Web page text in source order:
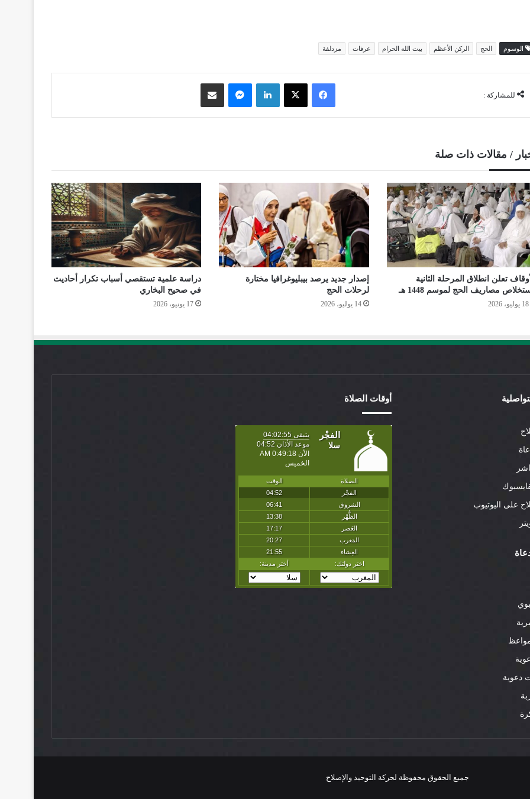
الوسوم الحج الركن الأعظم بيت الله الحرام عرفات مزدلفة
للمشاركة :
فيسبوك ‫X لينكدإن ماسنجر مشاركة عبر البريد
/ مقالات ذات صلة
تعلن انطلاق المرحلة الثانية
مصاريف الحج لموسم 1448 هـ
18 يوليو، 2026
إصدار جديد يرصد بيبليوغرافيا مختارة
لرحلات الحج
14 يوليو، 2026
دراسة علمية تستقصي أسباب تكرار أحاديث
في صحيح البخاري
17 يونيو، 2026
على اليوتيوب
دعوية
أوقات الصلاة
جميع الحقوق محفوظة لحركة التوحيد والإصلاح